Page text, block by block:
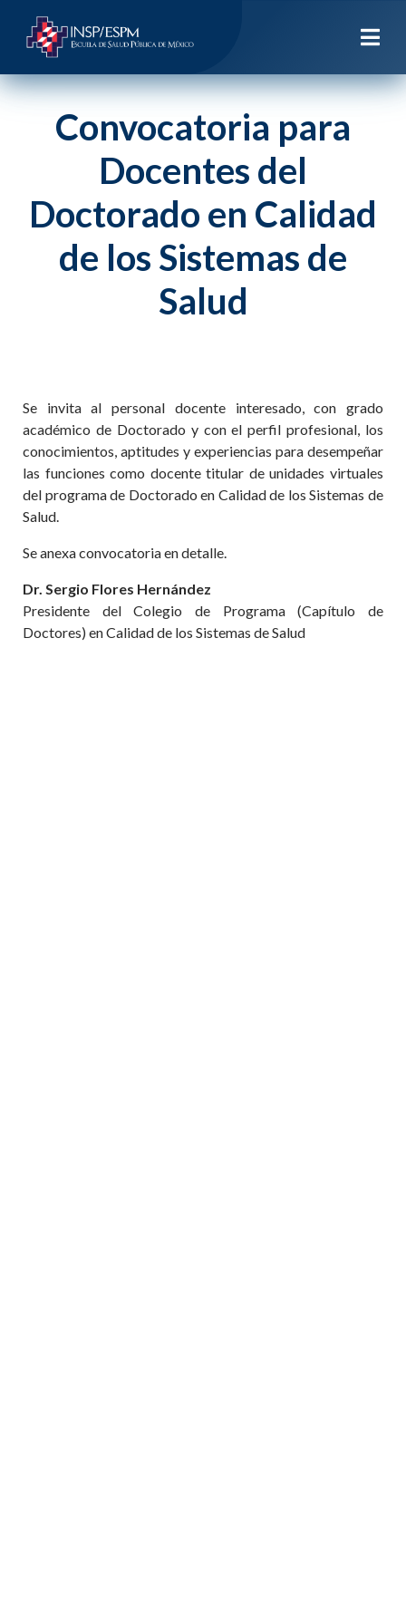
Convocatoria para
Docentes del
Doctorado en Calidad
de los Sistemas de
Salud
Se invita al personal docente interesado, con grado
académico de Doctorado y con el perfil profesional, los
conocimientos, aptitudes y experiencias para desempeñar
las funciones como docente titular de unidades virtuales
del programa de Doctorado en Calidad de los Sistemas de
Salud.
Se anexa convocatoria en detalle.
Dr. Sergio Flores Hernández
Presidente del Colegio de Programa (Capítulo de
Doctores) en Calidad de los Sistemas de Salud